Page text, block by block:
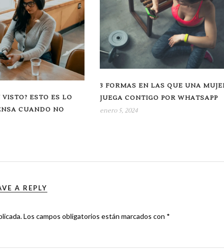
VISTO? ESTO ES LO
CUANDO NO
3 FORMAS EN LAS QUE UNA
JUEGA CONTIGO POR WHATSAPP
enero 5, 2024
A REPLY
Los campos obligatorios están marcados con *